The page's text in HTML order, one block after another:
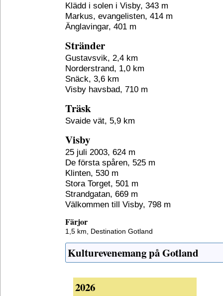
Klädd i solen i Visby, 343 m
Markus, evangelisten, 414 m
Änglavingar, 401 m
Stränder
Gustavsvik, 2,4 km
Norderstrand, 1,0 km
Snäck, 3,6 km
Visby havsbad, 710 m
Träsk
Svaide vät, 5,9 km
Visby
25 juli 2003, 624 m
De första spåren, 525 m
Klinten, 530 m
Stora Torget, 501 m
Strandgatan, 669 m
Välkommen till Visby, 798 m
Färjor
1,5 km, Destination Gotland
Kulturevenemang på Gotland
2026